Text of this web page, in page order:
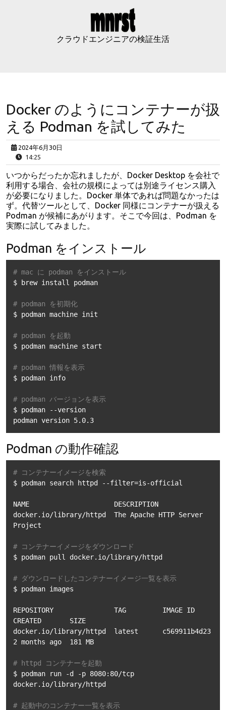
クラウドエンジニアの検証生活
Docker のようにコンテナーが扱
える Podman を試してみた
2024年6月30日
14:25
いつからだったか忘れましたが、Docker Desktop を会社で
利用する場合、会社の規模によっては別途ライセンス購入
が必要になりました。Docker 単体であれば問題なかったは
ず。代替ツールとして、Docker 同様にコンテナーが扱える
Podman が候補にあがります。そこで今回は、Podman を
実際に試してみました。
Podman をインストール
# mac に podman をインストール
$ brew install podman
# podman を初期化
$ podman machine init
# podman を起動
$ podman machine start
# podman 情報を表示
$ podman info
# podman バージョンを表示
$ podman --version
podman version 5.0.3
Podman の動作確認
# コンテナーイメージを検索
$ podman search httpd --filter=is-official
NAME                     DESCRIPTION
docker.io/library/httpd  The Apache HTTP Server
Project
# コンテナーイメージをダウンロード
$ podman pull docker.io/library/httpd
# ダウンロードしたコンテナーイメージ一覧を表示
$ podman images
REPOSITORY               TAG         IMAGE ID
CREATED       SIZE
docker.io/library/httpd  latest      c569911b4d23
2 months ago  181 MB
# httpd コンテナーを起動
$ podman run -d -p 8080:80/tcp
docker.io/library/httpd
# 起動中のコンテナー一覧を表示